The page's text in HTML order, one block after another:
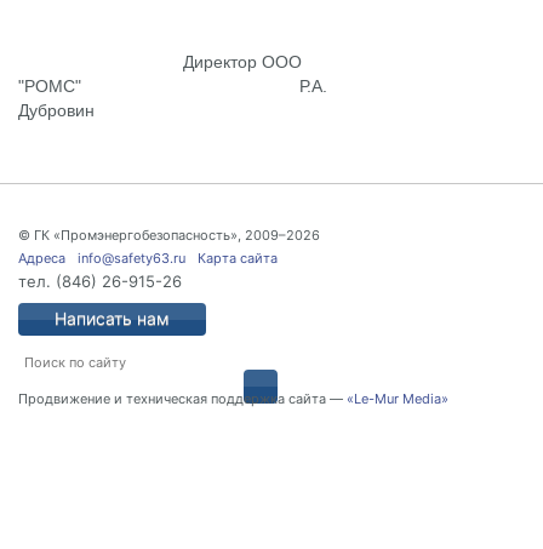
Директор ООО
"РОМС" Р.А.
Дубровин
© ГК «Промэнергобезопасность», 2009–2026
Адреса
info@safety63.ru Карта сайта
тел. (846) 26-915-26
Написать нам
Продвижение и техническая поддержка сайта — «Le-Mur Media»